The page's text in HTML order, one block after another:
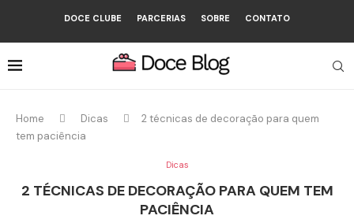
DOCE CLUBE PARCERIAS SOBRE CONTATO
Home Dicas
2 técnicas de decoração para quem
tem paciência
Dicas
2 TÉCNICAS DE DECORAÇÃO PARA QUEM TEM
PACIÊNCIA